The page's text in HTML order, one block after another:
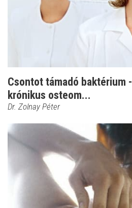
Csontot támadó baktérium
krónikus osteom...
Dr. Zolnay Péter